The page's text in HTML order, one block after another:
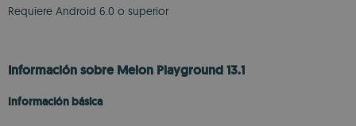
Requiere Android 6.0 o superior
Información sobre Melon Playground 13.1
Información básica